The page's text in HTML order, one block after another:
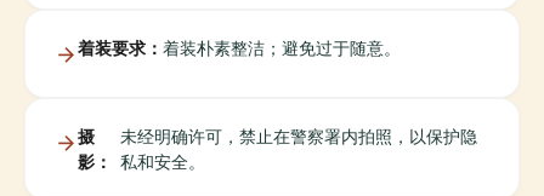
着装要求： 着装朴素整洁；避免过于随意。
摄
影：
未经明确许可，禁止在警察署内拍照，以保护隐
私和安全。